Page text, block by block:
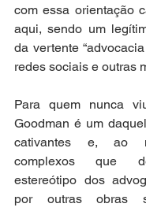
com essa orientação
aqui, sendo um
da vertente
redes sociais e outras
Para quem nunca
Goodman é um
cativantes e, ao
complexos que
estereótipo dos
por outras obras